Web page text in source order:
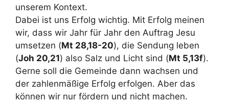
unserem Kontext.
Dabei ist uns Erfolg wichtig. Mit Erfolg meinen
wir, dass wir Jahr für Jahr den Auftrag Jesu
umsetzen (Mt 28,18-20), die Sendung leben
(Joh 20,21) also Salz und Licht sind (Mt 5,13f).
Gerne soll die Gemeinde dann wachsen und
der zahlenmäßige Erfolg erfolgen. Aber das
können wir nur fördern und nicht machen.